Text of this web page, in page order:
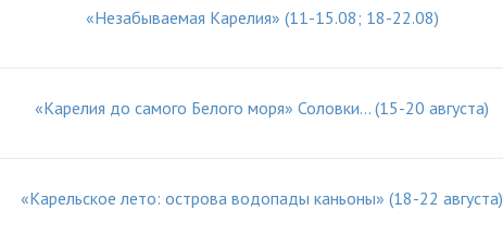
«Незабываемая Карелия» (11-15.08; 18-22.08)
«Карелия до самого Белого моря» Соловки… (15-20 августа)
«Карельское лето: острова водопады каньоны» (18-22 августа)